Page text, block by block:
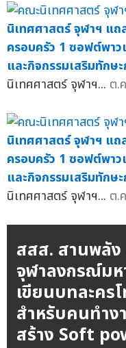
นิเทศศาสตร์ จุฬาฯ แถ
ครอบครัว 1 ซอฟต์พาว
และกิจกรรมเสริมทักษ
นิเทศศาสตร์ จุฬาฯ... ต.
นิเทศศาสตร์ จุฬาฯ แถ
ครอบครัว 1 ซอฟต์พาว
และกิจกรรมเสริมทักษ
นิเทศศาสตร์ จุฬาฯ... ต.
สสส. สานพลัง
จุฬาลงกรณ์ม
เขียนบทละคร
สำหรับคนทำง
สร้าง Soft